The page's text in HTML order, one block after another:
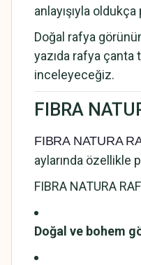
anlayışıyla
Doğal rafya
yazıda rafya çanta
inceleyeceğiz.
FIBRA
FIBRA NATURA
aylarında özellikle
FIBRA NATURA
Doğal ve bohem